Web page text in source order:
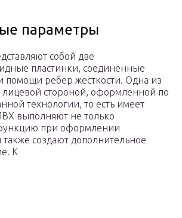
параметры
собой две
пластинки, соединенные
помощи ребер жесткости. Одна из
лицевой стороной, оформленной по
технологии, то есть имеет
выполняют не только
при оформлении
создают дополнительное
К